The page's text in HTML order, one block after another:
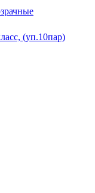
(уп.10пар)